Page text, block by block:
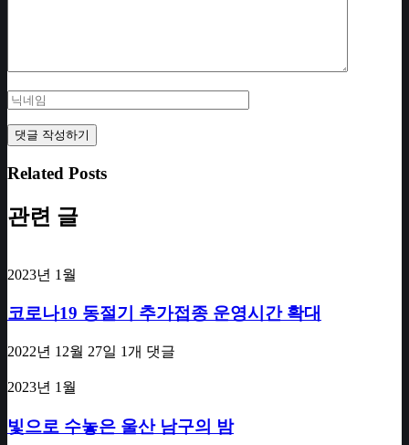
Related Posts
관련 글
2023년 1월
코로나19 동절기 추가접종 운영시간 확대
2022년 12월 27일 1개 댓글
2023년 1월
빛으로 수놓은 울산 남구의 밤